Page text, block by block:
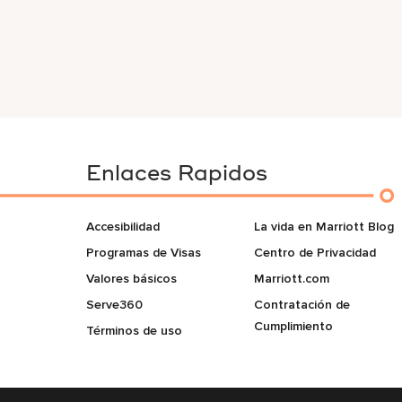
Enlaces Rapidos
Accesibilidad
Programas de Visas
Valores básicos
Serve360
Términos de uso
La vida en Marriott Blog
Centro de Privacidad
Marriott.com
Contratación de
Cumplimiento